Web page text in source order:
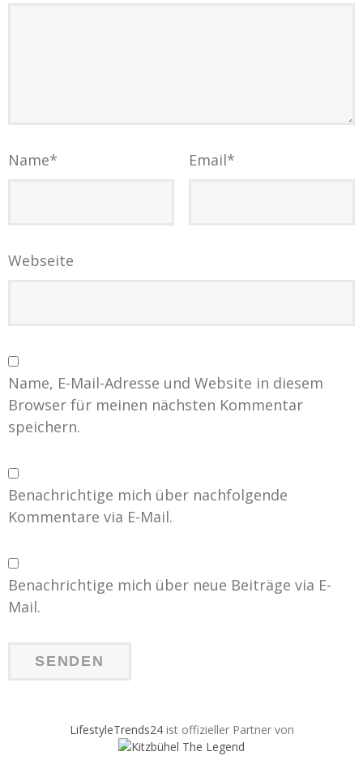
Name* Email*
Webseite
Name, E-Mail-Adresse und Website in diesem
Browser für meinen nächsten Kommentar
speichern.
Benachrichtige mich über nachfolgende
Kommentare via E-Mail.
Benachrichtige mich über neue Beiträge via E-
Mail.
LifestyleTrends24ist offizieller Partner von